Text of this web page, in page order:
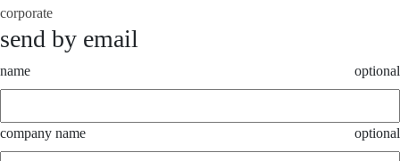
corporate
send by email
name optional
company name optional